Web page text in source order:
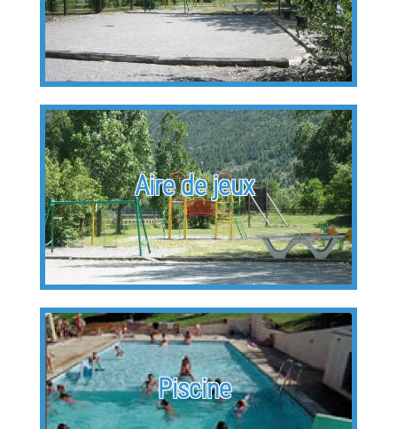
Aire de jeux
Piscine